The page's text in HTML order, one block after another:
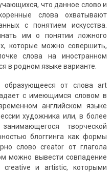
что данное слово и
слова охватывают
с понятием искусства.
им о понятии ложного
которые можно совершить,
слова на иностранном
в родном языке варианте.
образующееся от слова art
с имеющимся словом в
английском языке
художника или, в более
творческой
блоггинга как формы
слово creator от глагола
можно вывести совпадение
creative и artistic, которыми